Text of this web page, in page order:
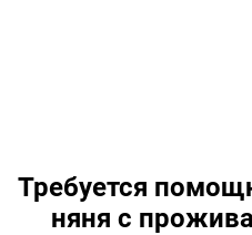
Требуется
няня с